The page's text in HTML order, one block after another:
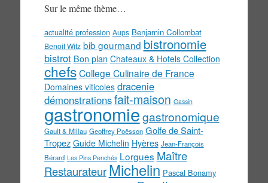
Sur le même thème…
actualité profession Aups Benjamin Collombat
Benoit Witz bib gourmand bistronomie
bistrot Bon plan Chateaux & Hotels Collection
chefs College Culinaire de France
Domaines viticoles dracenie
démonstrationsfait-maison Gassin
gastronomiegastronomique
Gault & Millau Geoffrey Poësson Golfe de Saint-
Tropez Guide Michelin Hyères Jean-François
Bérard Les Pins Penchés Lorgues Maître
Restaurateur Michelin Pascal Bonamy